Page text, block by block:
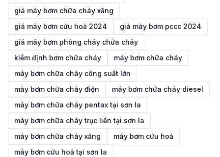
giá máy bơm chữa cháy xăng
giá máy bơm cứu hoả 2024
giá máy bơm pccc 2024
giá máy bơm phòng cháy chữa cháy
kiểm định bơm chữa cháy
máy bơm chữa cháy
máy bơm chữa cháy công suất lớn
máy bơm chữa cháy điện
máy bơm chữa cháy diesel
máy bơm chữa cháy pentax tại sơn la
máy bơm chữa cháy trục liền tại sơn la
máy bơm chữa cháy xăng
máy bơm cứu hoả
máy bơm cứu hoả tại sơn la